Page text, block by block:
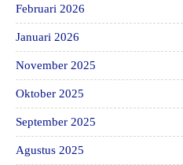
Februari 2026
Januari 2026
November 2025
Oktober 2025
September 2025
Agustus 2025